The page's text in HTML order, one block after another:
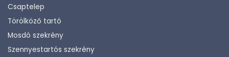
Csaptelep
Törölköző tartó
Mosdó szekrény
Szennyestartós szekrény